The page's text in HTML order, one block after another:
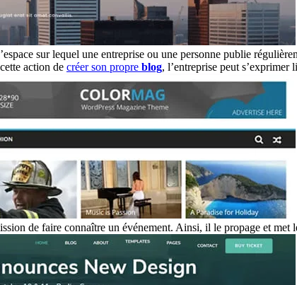
sur lequel une entreprise ou une personne publie
action de créer son propre blog, l’entreprise peut s’exprimer
de faire connaître un événement. Ainsi, il le propage et